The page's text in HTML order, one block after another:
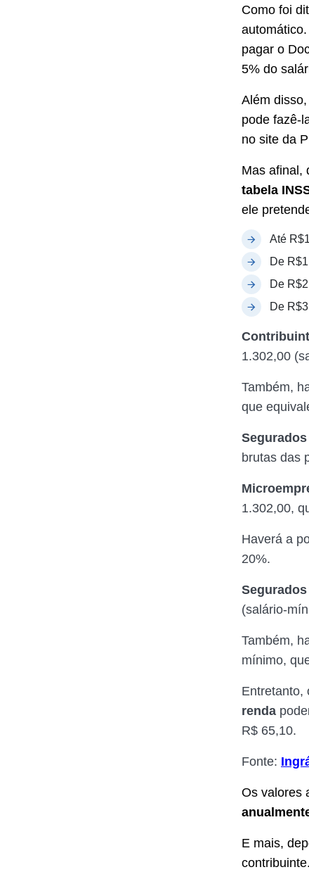
Como foi
pagar o
5% do
Além
pode fazê-
no site da
Mas afinal,
tabela
ele
Até
De
De
De
1.302,00
Também,
que
brutas das
1.302,00,
Haverá a
20%.
(salário-
Também,
mínimo,
Entretanto,
renda
R$ 65,10.
Fonte:
Os valores
E mais,
contribuinte.